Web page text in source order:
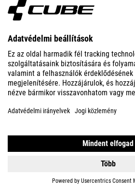
600 WH
SUPREME HYBRID COMFORT
ONE
1099990HUF